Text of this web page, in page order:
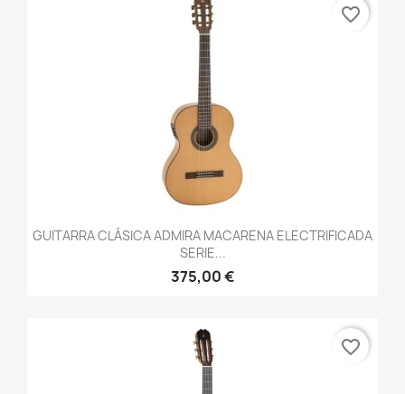
GUITARRA CLÁSICA ADMIRA MACARENA ELECTRIFICADA
SERIE...
375,00 €
favorite_border
favorite_border